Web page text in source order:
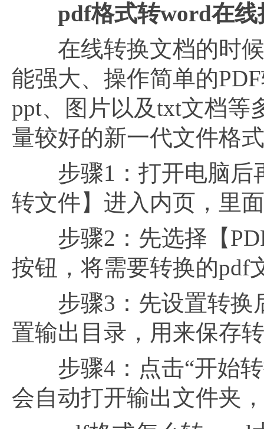
pdf格式转word在
在线转换文档的时候
能强大、操作简单的
ppt、图片以及txt文档等
量较好的新一代文件格
步骤1：打开电脑后再
转文件】进入内页，里
步骤2：先选择【PDF
按钮，将需要转换的pdf
步骤3：先设置转换后
置输出目录，用来保存
步骤4：点击“开始转
会自动打开输出文件夹